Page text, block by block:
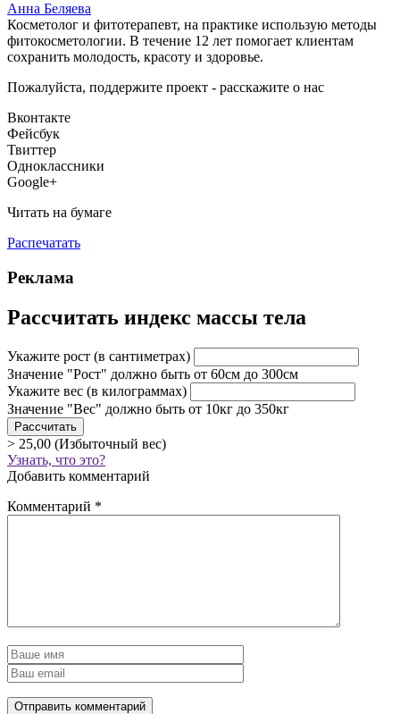
Анна Беляева
Косметолог и фитотерапевт, на практике использую методы
фитокосметологии. В течение 12 лет помогает клиентам
сохранить молодость, красоту и здоровье.
Пожалуйста, поддержите проект - расскажите о нас
Вконтакте
Фейсбук
Твиттер
Одноклассники
Google+
Читать на бумаге
Распечатать
Реклама
Рассчитать индекс массы тела
Укажите рост (в сантиметрах)
Значение "Рост" должно быть от 60см до 300см
Укажите вес (в килограммах)
Значение "Вес" должно быть от 10кг до 350кг
> 25,00 (Избыточный вес)
Узнать, что это?
Добавить комментарий
Комментарий *